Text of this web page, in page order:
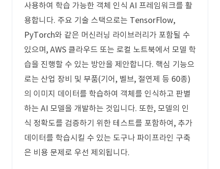
사용하여 학습 가능한 객체 인식 AI 프레임워크를 활
용합니다. 주요 기술 스택으로는 TensorFlow,
PyTorch와 같은 머신러닝 라이브러리가 포함될 수
있으며, AWS 클라우드 또는 로컬 노트북에서 모델 학
습을 진행할 수 있는 방안을 제안합니다. 핵심 기능으
로는 산업 장비 및 부품(기어, 벨브, 절연제 등 60종)
의 이미지 데이터를 학습하여 객체를 인식하고 판별
하는 AI 모델을 개발하는 것입니다. 또한, 모델의 인
식 정확도를 검증하기 위한 테스트를 포함하여, 추가
데이터를 학습시킬 수 있는 도구나 파이프라인 구축
은 비용 문제로 우선 제외됩니다.